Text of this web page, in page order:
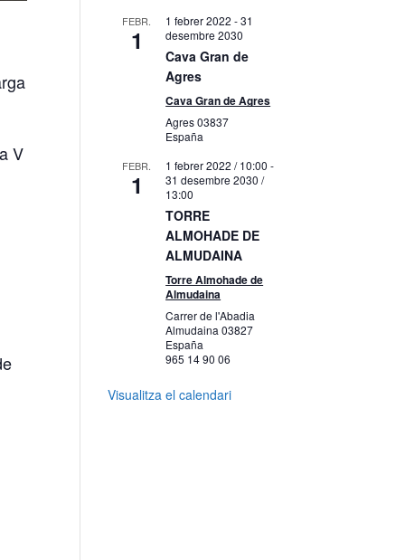
V
FEBR.
1
1 febrer 2022 -31
desembre 2030
Cava Gran de
Agres
Cava Gran de Agres
Agres03837
España
FEBR.
1
1 febrer 2022 / 10:00 -
31 desembre 2030 /
13:00
TORRE
ALMOHADE DE
ALMUDAINA
Torre Almohade de
Almudaina
Carrer de l'Abadia
Almudaina03827
España
965 14 90 06
Visualitza el calendari